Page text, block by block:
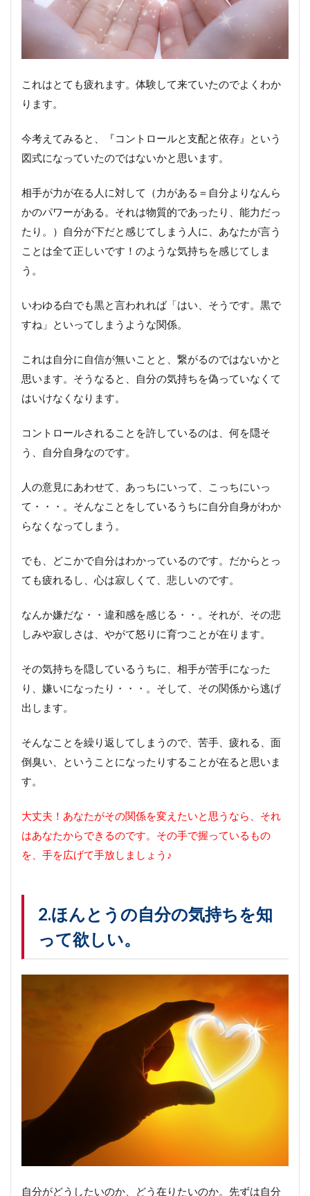
んと
うの
の気
持ち
って
欲し
い。
3.し
なや
かで
であ
って
も、
しっ
かり
と自
これはとても疲れます。体験して来ていたのでよくわか
ります。
今考えてみると、『コントロールと支配と依存』という
図式になっていたのではないかと思います。
相手が力が在る人に対して（力がある＝自分よりなんら
かのパワーがある。それは物質的であったり、能力だっ
たり。）自分が下だと感じてしまう人に、あなたが言う
ことは全て正しいです！のような気持ちを感じてしま
う。
いわゆる白でも黒と言われれば「はい、そうです。黒で
すね」といってしまうような関係。
これは自分に自信が無いことと、繋がるのではないかと
思います。そうなると、自分の気持ちを偽っていなくて
はいけなくなります。
コントロールされることを許しているのは、何を隠そ
う、自分自身なのです。
人の意見にあわせて、あっちにいって、こっちにいっ
て・・・。そんなことをしているうちに自分自身がわか
らなくなってしまう。
でも、どこかで自分はわかっているのです。だからとっ
ても疲れるし、心は寂しくて、悲しいのです。
なんか嫌だな・・違和感を感じる・・。それが、その悲
しみや寂しさは、やがて怒りに育つことが在ります。
その気持ちを隠しているうちに、相手が苦手になった
り、嫌いになったり・・・。そして、その関係から逃げ
出します。
そんなことを繰り返してしまうので、苦手、疲れる、面
倒臭い、ということになったりすることが在ると思いま
す。
大丈夫！あなたがその関係を変えたいと思うなら、それ
はあなたからできるのです。その手で握っているもの
を、手を広げて手放しましょう♪
2.ほんとうの自分の気持ちを知
って欲しい。
自分がどうしたいのか、どう在りたいのか。先ずは自分